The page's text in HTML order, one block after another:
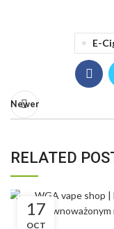
E-
Newer
RELATED
17
OCT
BLOG